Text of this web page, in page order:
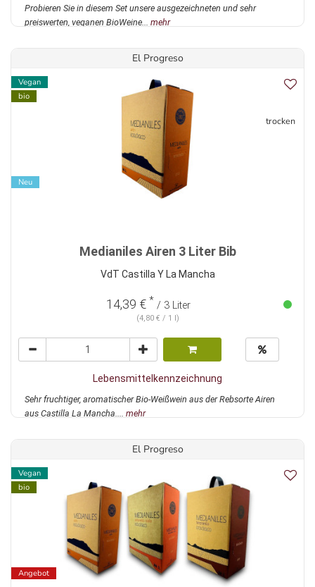
Probieren Sie in diesem Set unsere ausgezeichneten und sehr
preiswerten, veganen BioWeine... mehr
El Progreso
Vegan
bio
Neu
trocken
Medianiles Airen 3 Liter Bib
VdT Castilla Y La Mancha
14,39 € * / 3 Liter
(4,80 € / 1 l)
Lebensmittelkennzeichnung
Sehr fruchtiger, aromatischer Bio-Weißwein aus der Rebsorte Airen
aus Castilla La Mancha.... mehr
El Progreso
Vegan
bio
Angebot